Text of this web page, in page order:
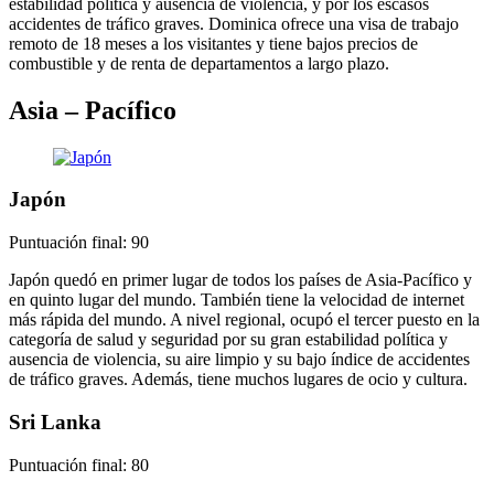
accidentes de tráfico graves. Dominica ofrece una visa de trabajo
remoto de 18 meses a los visitantes y tiene bajos precios de
combustible y de renta de departamentos a largo plazo.
Asia – Pacífico
Japón
Puntuación final: 90
Japón quedó en primer lugar de todos los países de Asia-Pacífico y
en quinto lugar del mundo. También tiene la velocidad de internet
más rápida del mundo. A nivel regional, ocupó el tercer puesto en la
categoría de salud y seguridad por su gran estabilidad política y
ausencia de violencia, su aire limpio y su bajo índice de accidentes
de tráfico graves. Además, tiene muchos lugares de ocio y cultura.
Sri Lanka
Puntuación final: 80